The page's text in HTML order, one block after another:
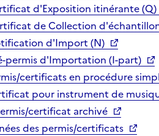
d'Exposition itinérante (Q)
de Collection
d'Import (N)
permis d'Importation (I-part)
certificats en procédure
pour instrument de
certificat archivé
des permis/certificats